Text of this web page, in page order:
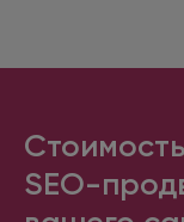
Стоимость
SEO-